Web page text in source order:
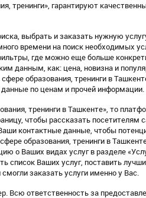
тренинги», гарантируют
выбрать и заказать нужную
времени на поиск необходимых
где можно еще больше
данным, как: цена, новизна и
образования, тренинги в
по ценам и прочей информации.
тренинги в Ташкенте», то
чтобы рассказать посетителям
контактные данные, чтобы
образования, тренинги в
о Ваших видах услуг в разделе
список Ваших услуг, поставить
заказать услуги именно у Вас.
Всю ответственность за